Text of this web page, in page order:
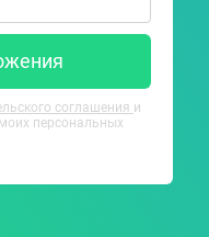
соглашения и
персональных